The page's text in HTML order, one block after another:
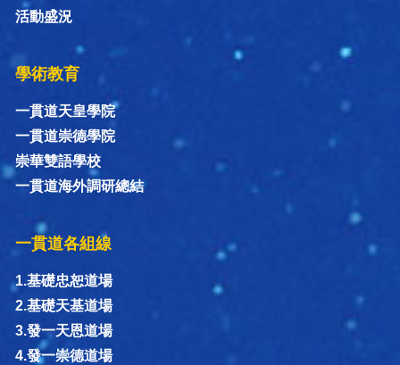
活動盛況
學術教育
一貫道天皇學院
一貫道崇德學院
崇華雙語學校
一貫道海外調研總結
一貫道各組線
1.基礎忠恕道場
2.基礎天基道場
3.發一天恩道場
4.發一崇德道場